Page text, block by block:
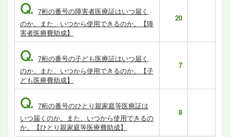
Q. 7桁の番号の障害者医療証はいつ届く
のか。また、いつから使用できるのか。【障
害者医療費助成】
20
Q. 7桁の番号の子ども医療証はいつ届く
のか。また、いつから使用できるのか。【子
ども医療費助成】
7
Q. 7桁の番号のひとり親家庭等医療証は
いつ届くのか。また、いつから使用できるの
か。【ひとり親家庭等医療費助成】
8